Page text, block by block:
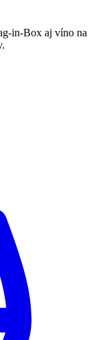
in-Box aj víno na